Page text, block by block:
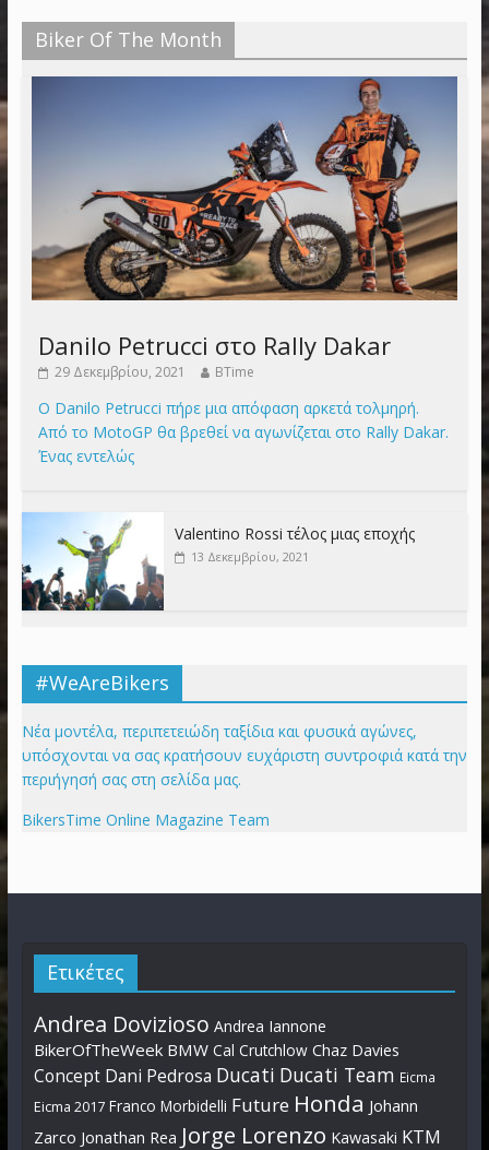
Biker Of The Month
Danilo Petrucci στο Rally Dakar
29 Δεκεμβρίου, 2021 BTime
Ο Danilo Petrucci πήρε μια απόφαση αρκετά τολμηρή.
Από το MotoGP θα βρεθεί να αγωνίζεται στο Rally Dakar.
Ένας εντελώς
Valentino Rossi τέλος μιας εποχής
13 Δεκεμβρίου, 2021
#WeAreBikers
Νέα μοντέλα, περιπετειώδη ταξίδια και φυσικά αγώνες,
υπόσχονται να σας κρατήσουν ευχάριστη συντροφιά κατά την
περιήγησή σας στη σελίδα μας.
BikersTime Online Magazine Team
Ετικέτες
Andrea Dovizioso Andrea Iannone
BikerOfTheWeek BMW Cal Crutchlow Chaz Davies
Concept Dani Pedrosa Ducati Ducati Team Eicma
Eicma 2017 Franco Morbidelli Future Honda Johann
Zarco Jonathan Rea Jorge Lorenzo Kawasaki KTM